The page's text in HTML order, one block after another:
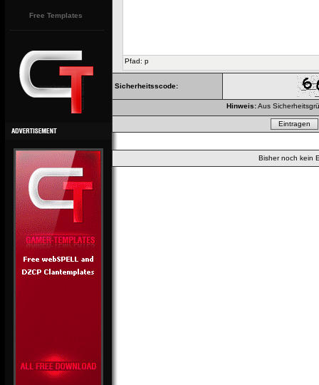
Free Templates
Pfad: p
Sicherheitsscode:
Hinweis:Aus
Bisher noch kein